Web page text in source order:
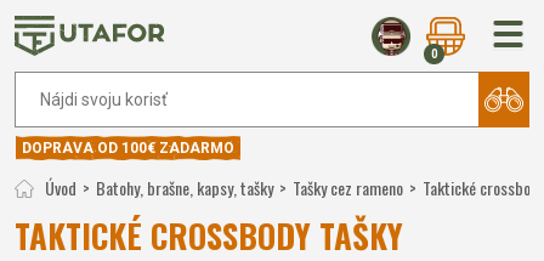
0
DOPRAVA OD 100€ ZADARMO
Úvod Batohy, brašne, kapsy, tašky Tašky cez rameno Taktické
TAKTICKÉ CROSSBODY TAŠKY